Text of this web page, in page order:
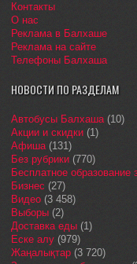
Контакты
О нас
Реклама в Балхаше
Реклама на сайте
Телефоны Балхаша
НОВОСТИ ПО РАЗДЕЛАМ
Автобусы Балхаша(10)
Акции и скидки (1)
Афиша(131)
Без рубрики (770)
Бесплатное образование
Бизнес (27)
Видео (3 458)
Выборы (2)
Доставка еды (1)
Еске алу (979)
Жаңалықтар (3 720)